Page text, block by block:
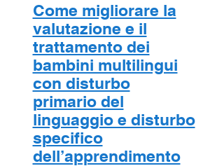
Come migliorare la
valutazione e il
trattamento dei
bambini multilingui
con disturbo
primario del
linguaggio e disturbo
specifico
dell’apprendimento